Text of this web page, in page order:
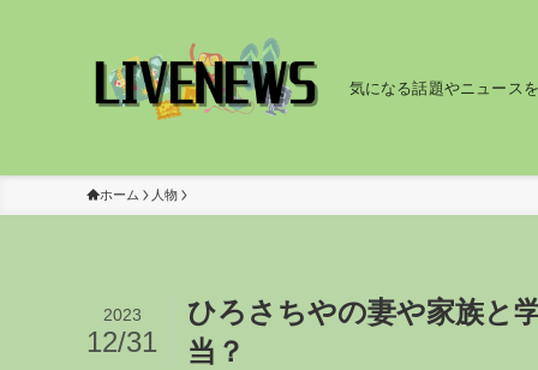
気になる話題やニュース
ホーム 人物
ひろさちやの妻や家族と
当？
2023
12/31